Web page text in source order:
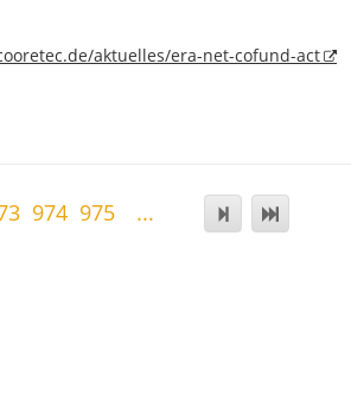
aktuelles/era-net-cofund-act
974 975 ...